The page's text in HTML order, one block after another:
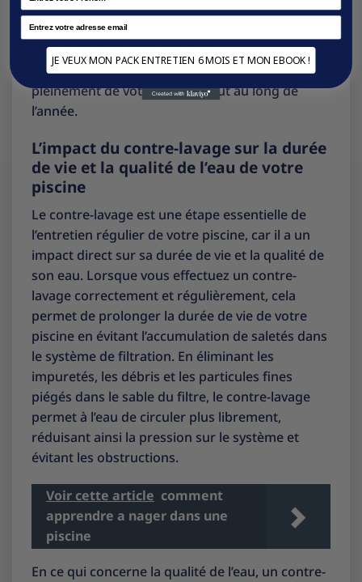
prolongera également la durée de vie de votre
piscine en évitant tout dysfonctionnement lié à
un filtre obstrué. En suivant ces
recommandations, vous pourrez profiter
pleinement de votre piscine tout au long de
l’année.
L’impact du contre-lavage sur la durée
de vie et la qualité de l’eau de votre
piscine
Le contre-lavage est une étape essentielle de
l’entretien régulier de votre piscine, car il a un
impact direct sur sa durée de vie et la qualité de
son eau. Lorsque vous effectuez un contre-
lavage correctement et régulièrement, cela
permet de prolonger la durée de vie de votre
piscine en évitant l’accumulation de saletés dans
le système de filtration. En éliminant les
impuretés, les débris et les particules fines
piégés dans le sable du filtre, le contre-lavage
permet à l’eau de circuler plus librement,
réduisant ainsi la pression sur le système et
évitant les obstructions.
Voir cette article comment
apprendre a nager dans une
piscine
En ce qui concerne la qualité de l’eau, un contre-
Email
JE VEUX MON PACK ENTRETIEN 6 MOIS ET MON EBOOK !